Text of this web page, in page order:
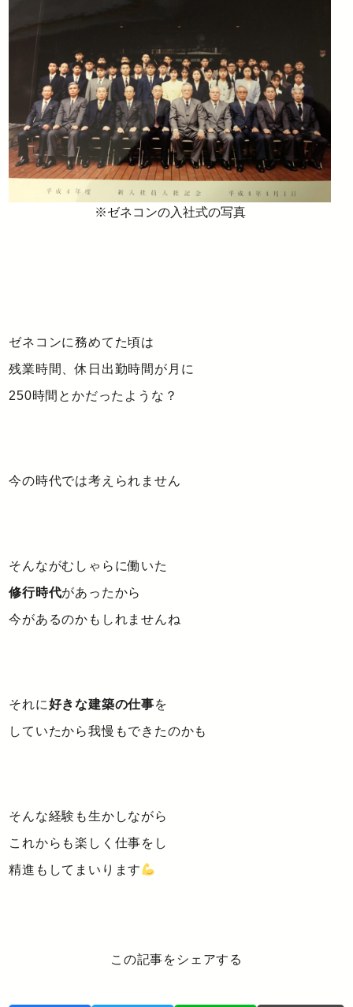
※ゼネコンの入社式の写真
ゼネコンに務めてた頃は
残業時間、休日出勤時間が月に
250時間とかだったような？
今の時代では考えられません
そんながむしゃらに働いた
修行時代があったから
今があるのかもしれませんね
それに好きな建築の仕事を
していたから我慢もできたのかも
そんな経験も生かしながら
これからも楽しく仕事をし
精進もしてまいります
この記事をシェアする